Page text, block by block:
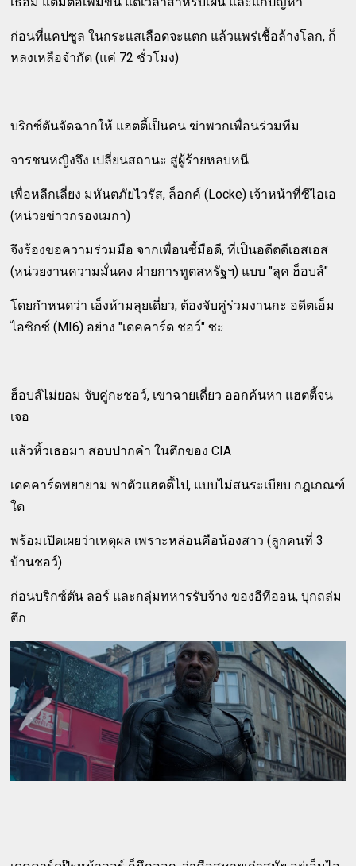
ก่อนที่แคปซูล ในกระแสเลือดจะแตก แล้วแพร่เชื้อล้างโลก, ก็
หลงเหลือจำกัด (แค่ 72 ชั่วโมง)
บริกซ์ตันจัดฉากให้ แฮตตี้เป็นคน ฆ่าพวกเพื่อนร่วมทีม
จารชนหญิงจึง เปลี่ยนสถานะ สู่ผู้ร้ายหลบหนี
เพื่อหลีกเลี่ยง มหันตภัยไวรัส, ล็อกค์ (Locke) เจ้าหน้าที่ซีไอเอ
(หน่วยข่าวกรองเมกา)
จึงร้องขอความร่วมมือ จากเพื่อนซี้มือดี, ที่เป็นอดีตดีเอสเอส
(หน่วยงานความมั่นคง ฝ่ายการทูตสหรัฐฯ) แบบ "ลุค ฮ็อบส์"
โดยกำหนดว่า เอ็งห้ามลุยเดี่ยว, ต้องจับคู่ร่วมงานกะ อดีตเอ็ม
ไอซิกซ์ (MI6) อย่าง "เดคคาร์ด ชอว์" ซะ
ฮ็อบส์ไม่ยอม จับคู่กะชอว์, เขาฉายเดี่ยว ออกค้นหา แฮตตี้จน
เจอ
แล้วหิ้วเธอมา สอบปากคำ ในตึกของ CIA
เดคคาร์ดพยายาม พาตัวแฮตตี้ไป, แบบไม่สนระเบียบ กฎเกณฑ์
ใด
พร้อมเปิดเผยว่าเหตุผล เพราะหล่อนคือน้องสาว (ลูกคนที่ 3
บ้านชอว์)
ก่อนบริกซ์ตัน ลอร์ และกลุ่มทหารรับจ้าง ของอีทีออน, บุกถล่ม
ตึก